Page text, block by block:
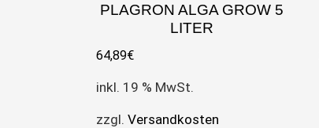
PLAGRON ALGA GROW 5
LITER
64,89€
inkl. 19 % MwSt.
zzgl. Versandkosten